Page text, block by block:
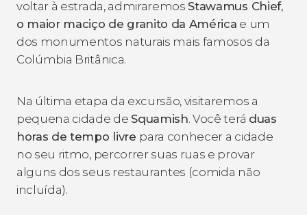
voltar à estrada, admiraremos Stawamus Chief,
o maior maciço de granito da América e um
dos monumentos naturais mais famosos da
Colúmbia Britânica.
Na última etapa da excursão, visitaremos a
pequena cidade de Squamish. Você terá duas
horas de tempo livre para conhecer a cidade
no seu ritmo, percorrer suas ruas e provar
alguns dos seus restaurantes (comida não
incluída).